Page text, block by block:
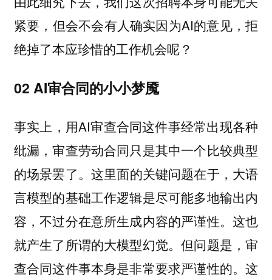
紧要，但会不会有人确实因为AI的意见，拒
绝掉了本应珍惜的工作机会呢？
02 AI审合同的小小梦魇
事实上，用AI审查合同这件事经常出现各种
纰漏，审查劳动合同只是其中一个比较典型
的场景罢了。 这里面的关键问题在于，大语
言模型的基础工作逻辑是尽可能多地输出内
容，不过分在意所生成内容的严谨性。这也
就产生了所谓的大模型幻觉。但问题是，审
查合同这件事本身是非常要求严谨性的。这